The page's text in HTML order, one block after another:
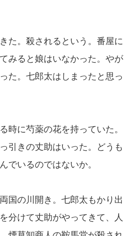
た。殺されるという。番屋に
みると娘はいなかった。やが
た。七郎太はしまったと思っ
時に芍薬の花を持っていた。
引きの丈助はいった。どうも
でいるのではないか。
国の川開き。七郎太もかり出
分けて丈助がやってきて、人